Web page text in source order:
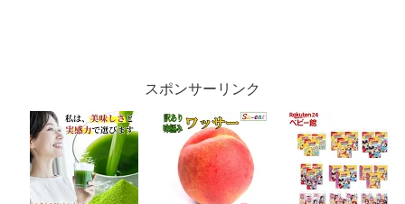
スポンサーリンク